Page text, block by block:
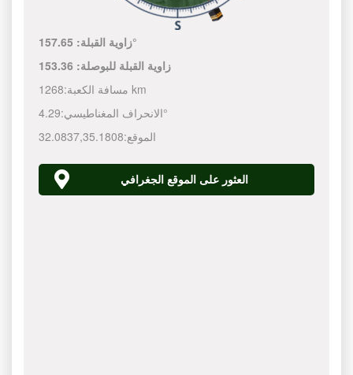
زاوية القبلة:157.65°
زاوية القبلة للبوصلة: 153.36
مسافة الكعبة: 1268 km
الانحراف المغناطيسي:4.29°
الموقع:
32.0837,35.1808
العثور على الموقع الجغرافي